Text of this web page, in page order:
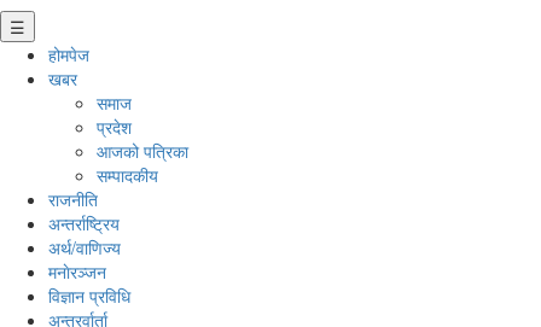
☰
होमपेज
खबर
समाज
प्रदेश
आजको पत्रिका
सम्पादकीय
राजनीति
अन्तर्राष्ट्रिय
अर्थ/वाणिज्य
मनाेरञ्जन
विज्ञान प्रविधि
अन्तरर्वार्ता